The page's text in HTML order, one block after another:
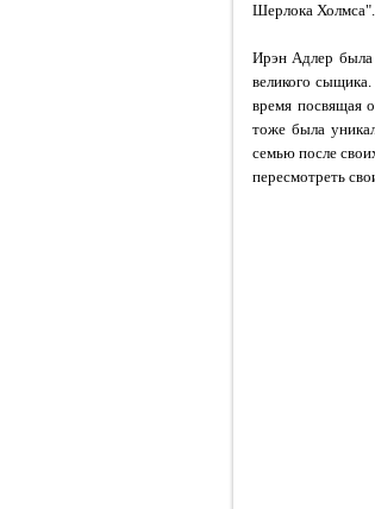
Шерлока Холмса".
Ирэн Адлер была
великого
время посвящая
тоже была
семью после
пересмотреть